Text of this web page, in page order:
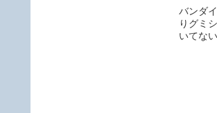
バンダ
りグミ
いてな